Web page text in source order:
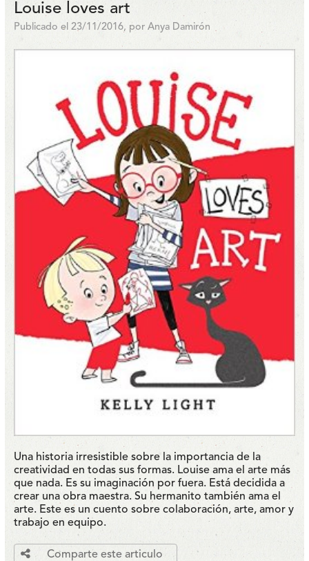
Louise loves art
Publicado el 23/11/2016, por Anya Damirón
Una historia irresistible sobre la importancia de la
creatividad en todas sus formas. Louise ama el arte más
que nada. Es su imaginación por fuera. Está decidida a
crear una obra maestra. Su hermanito también ama el
arte. Este es un cuento sobre colaboración, arte, amor y
trabajo en equipo.
Comparte este articulo